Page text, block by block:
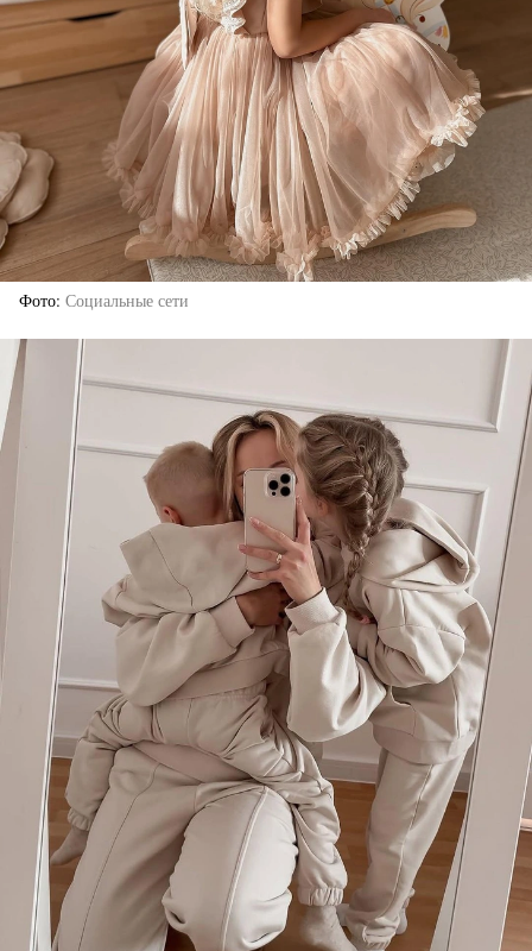
Фото Социальные сети